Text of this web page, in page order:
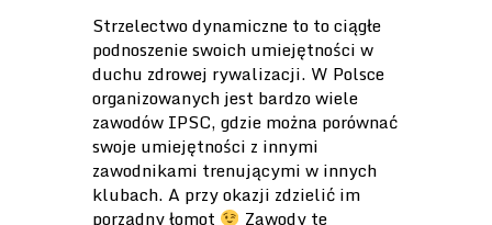
Strzelectwo dynamiczne to to ciągłe
podnoszenie swoich umiejętności w
duchu zdrowej rywalizacji. W Polsce
organizowanych jest bardzo wiele
zawodów IPSC, gdzie można porównać
swoje umiejętności z innymi
zawodnikami trenującymi w innych
klubach. A przy okazji zdzielić im
porządny łomot
Zawody te